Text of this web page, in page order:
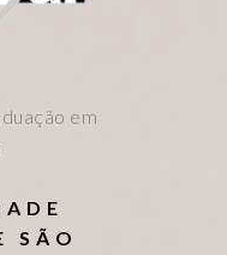
em
SÃO